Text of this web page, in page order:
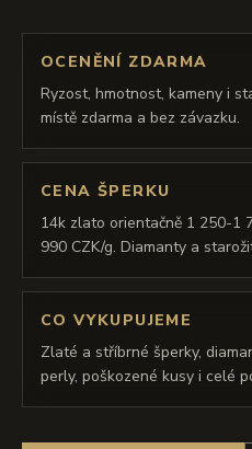
OCENĚNÍ ZDARMA
Ryzost, hmotnost, kameny i
místě zdarma a bez závazku.
CENA ŠPERKU
14k zlato orientačně 1 250-1
990 CZK/g. Diamanty a
CO VYKUPUJEME
Zlaté a stříbrné šperky,
perly, poškozené kusy i celé